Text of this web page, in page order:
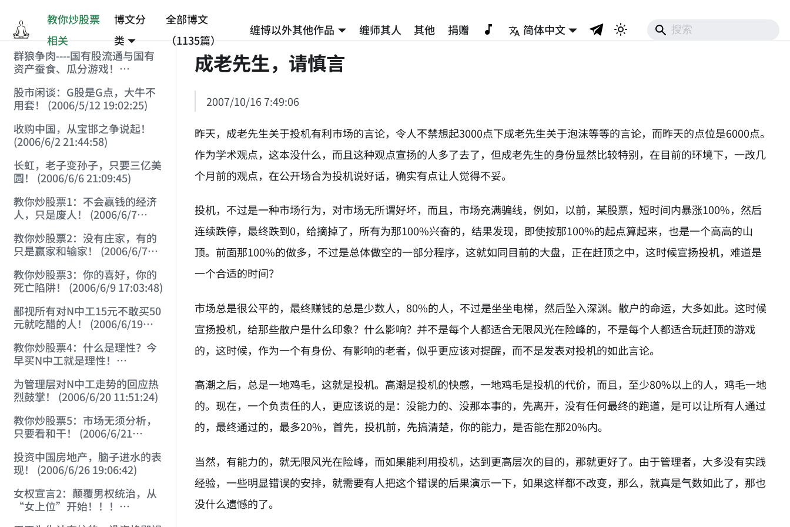
教你炒股票
相关
博文分
类
全部博文
（1135篇）
缠博以外其他作品 缠师其人 其他 捐赠
简体中文
群狼争肉----国有股流通与国有
资产蚕食、瓜分游戏！
股市闲谈：G股是G点，大牛不
用套！ (2006/5/12 19:02:25)
收购中国，从宝邯之争说起！
(2006/6/2 21:44:58)
长虹，老子变孙子，只要三亿美
圆！ (2006/6/6 21:09:45)
教你炒股票1：不会赢钱的经济
人，只是废人！ (2006/6/7
教你炒股票2：没有庄家，有的
只是赢家和输家！ (2006/6/7
教你炒股票3：你的喜好，你的
死亡陷阱！ (2006/6/9 17:03:48)
鄙视所有对N中工15元不敢买50
元就吃醋的人！ (2006/6/19
教你炒股票4：什么是理性？今
早买N中工就是理性！
为管理层对N中工走势的回应热
烈鼓掌！ (2006/6/20 11:51:24)
教你炒股票5：市场无须分析，
只要看和干！ (2006/6/21
投资中国房地产，脑子进水的表
现！ (2006/6/26 19:06:42)
女权宣言2：颠覆男权统治，从
“女上位”开始！！！
成老先生，请慎言
2007/10/16 7:49:06
昨天，成老先生关于投机有利市场的言论，令人不禁想起3000点下成老先生关于泡沫等等的言论，而昨天的点位是6000点。
作为学术观点，这本没什么，而且这种观点宣扬的人多了去了，但成老先生的身份显然比较特别，在目前的环境下，一改几
个月前的观点，在公开场合为投机说好话，确实有点让人觉得不妥。
投机，不过是一种市场行为，对市场无所谓好坏，而且，市场充满骗线，例如，以前，某股票，短时间内暴涨100%，然后
连续跌停，最终跌到0，给摘掉了，所有为那100%兴奋的，结果发现，即使按那100%的起点算起来，也是一个高高的山
顶。前面那100%的做多，不过是总体做空的一部分程序，这就如同目前的大盘，正在赶顶之中，这时候宣扬投机，难道是
一个合适的时间？
市场总是很公平的，最终赚钱的总是少数人，80%的人，不过是坐坐电梯，然后坠入深渊。散户的命运，大多如此。这时候
宣扬投机，给那些散户是什么印象？什么影响？并不是每个人都适合无限风光在险峰的，不是每个人都适合玩赶顶的游戏
的，这时候，作为一个有身份、有影响的老者，似乎更应该对提醒，而不是发表对投机的如此言论。
高潮之后，总是一地鸡毛，这就是投机。高潮是投机的快感，一地鸡毛是投机的代价，而且，至少80%以上的人，鸡毛一地
的。现在，一个负责任的人，更应该说的是：没能力的、没那本事的，先离开，没有任何最终的跑道，是可以让所有人通过
的，最终通过的，最多20%，首先，投机前，先搞清楚，你的能力，是否能在那20%内。
当然，有能力的，就无限风光在险峰，而如果能利用投机，达到更高层次的目的，那就更好了。由于管理者，大多没有实践
经验，一些明显错误的安排，就需要有人把这个错误的后果演示一下，如果这样都不改变，那么，就真是气数如此了，那也
没什么遗憾的了。